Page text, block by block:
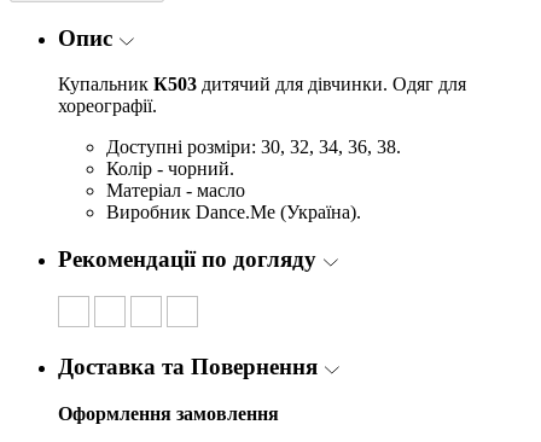
Опис
Купальник К503 дитячий для дівчинки. Одяг для
хореографії.
Доступні розміри: 30, 32, 34, 36, 38.
Колір - чорний.
Матеріал - масло
Виробник Dance.Me (Україна).
Рекомендації по догляду
Доставка та Повернення
Оформлення замовлення